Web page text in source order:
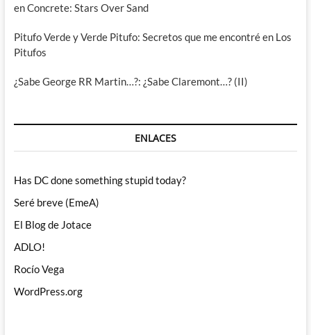
en Concrete: Stars Over Sand
Pitufo Verde y Verde Pitufo: Secretos que me encontré en Los
Pitufos
¿Sabe George RR Martin…?: ¿Sabe Claremont…? (II)
ENLACES
Has DC done something stupid today?
Seré breve (EmeA)
El Blog de Jotace
ADLO!
Rocío Vega
WordPress.org